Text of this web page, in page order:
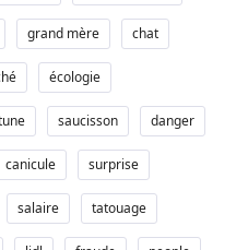
grand mère chat
écologie
saucisson danger
canicule surprise
salaire tatouage